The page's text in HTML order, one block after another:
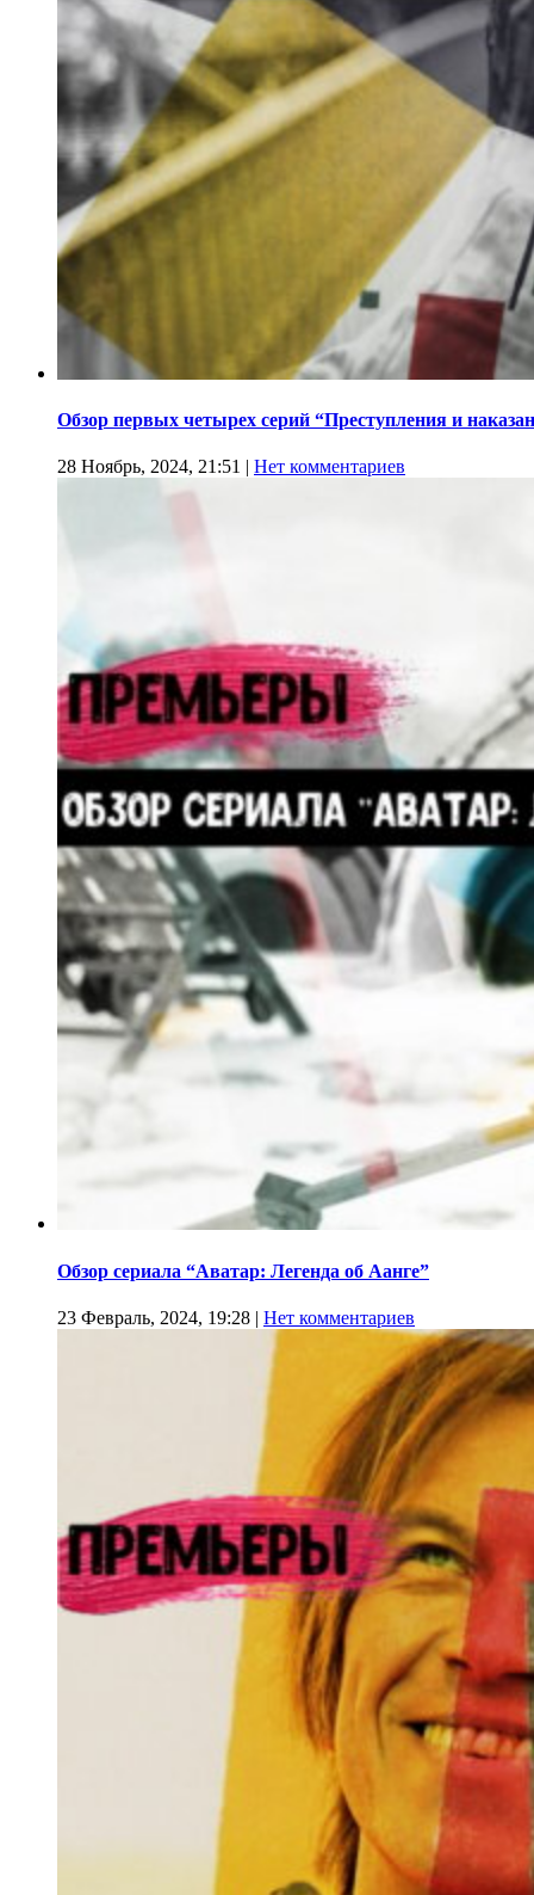
Обзор первых четырех серий “Преступления и
28 Ноябрь, 2024, 21:51 | Нет комментариев
Обзор сериала “Аватар: Легенда об Аанге”
23 Февраль, 2024, 19:28 | Нет комментариев